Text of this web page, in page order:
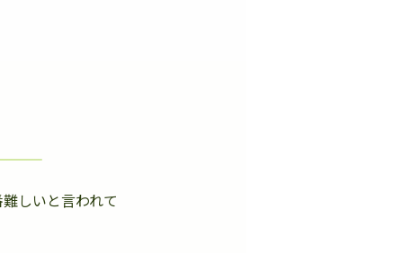
しいと言われて